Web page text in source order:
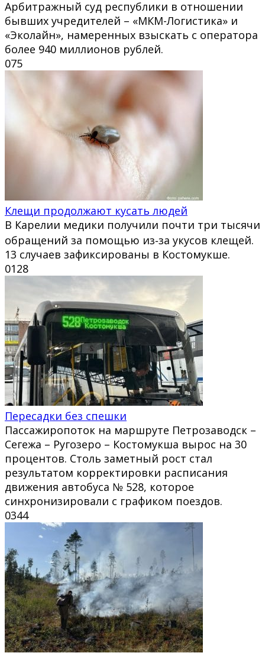
Арбитражный суд республики в отношении
бывших учредителей – «МКМ-Логистика» и
«Эколайн», намеренных взыскать с оператора
более 940 миллионов рублей.
075
Клещи продолжают кусать людей
В Карелии медики получили почти три тысячи
обращений за помощью из‑за укусов клещей.
13 случаев зафиксированы в Костомукше.
0128
Пересадки без спешки
Пассажиропоток на маршруте Петрозаводск –
Сегежа – Ругозеро – Костомукша вырос на 30
процентов. Столь заметный рост стал
результатом корректировки расписания
движения автобуса № 528, которое
синхронизировали с графиком поездов.
0344